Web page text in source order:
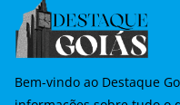
Bem-vindo ao Destaque